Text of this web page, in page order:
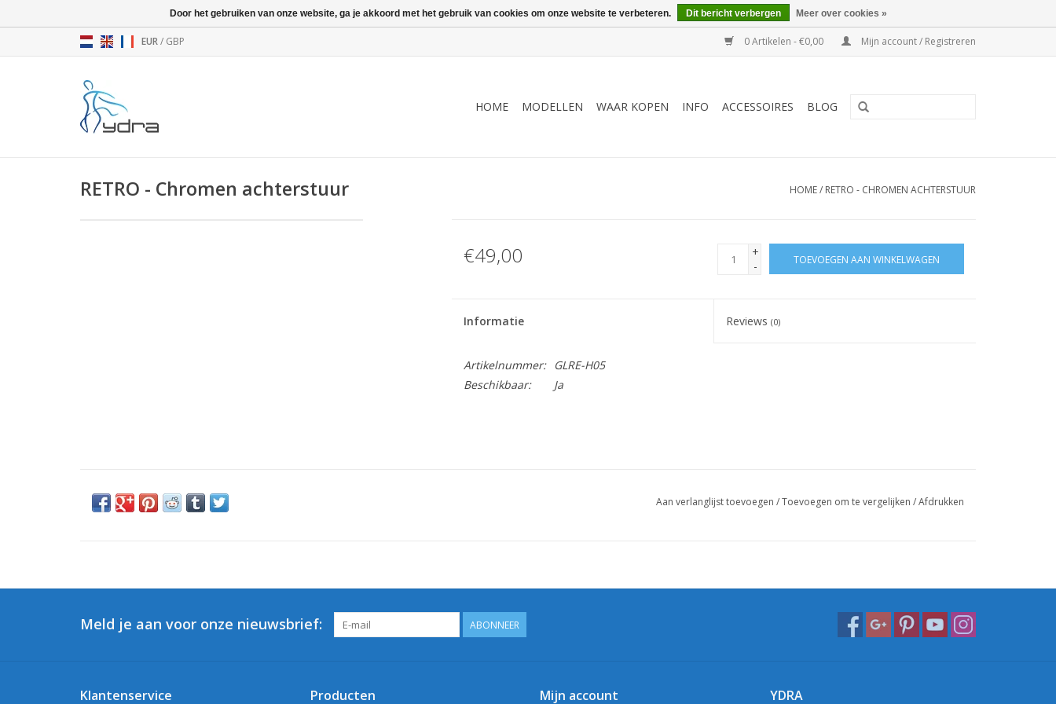
EUR/ GBP 0 Artikelen - €0,00 Mijn account / Registreren
HOME MODELLEN WAAR KOPEN INFO ACCESSOIRES BLOG
RETRO - Chromen achterstuur HOME/ RETRO - CHROMEN ACHTERSTUUR
€49,00
+
-
TOEVOEGEN AAN WINKELWAGEN
Informatie Reviews(0)
Artikelnummer:
GLRE-H05
Beschikbaar:
Ja
Aan verlanglijst toevoegen /Toevoegen om te vergelijken /Afdrukken
Meld je aan voor onze nieuwsbrief: ABONNEER
Klantenservice Producten Mijn account YDRA
Door het gebruiken van onze website, ga je akkoord met het gebruik van cookies om onze website te verbeteren. Dit bericht verbergen Meer over cookies »